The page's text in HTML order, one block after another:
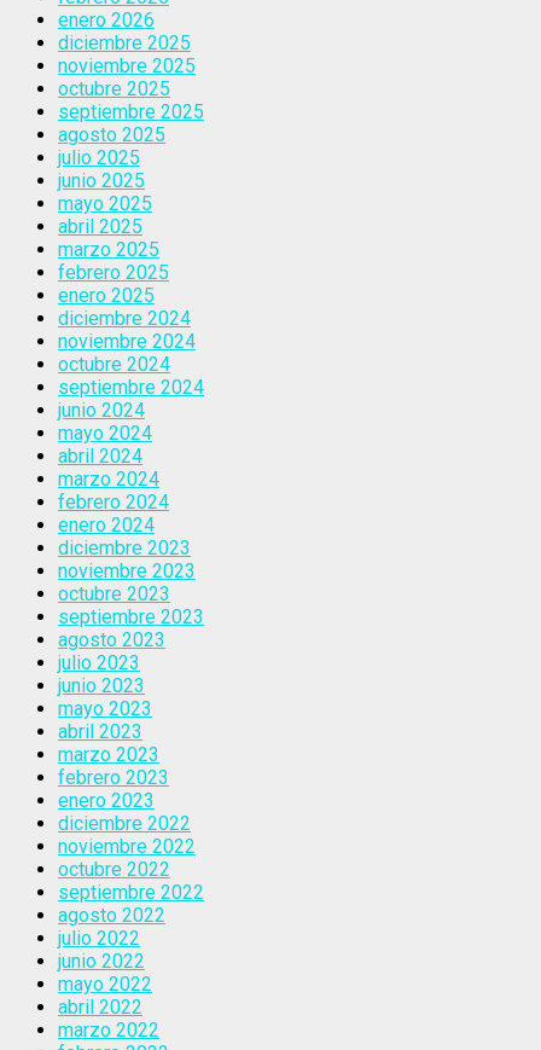
enero 2026
diciembre 2025
noviembre 2025
octubre 2025
septiembre 2025
agosto 2025
julio 2025
junio 2025
mayo 2025
abril 2025
marzo 2025
febrero 2025
enero 2025
diciembre 2024
noviembre 2024
octubre 2024
septiembre 2024
junio 2024
mayo 2024
abril 2024
marzo 2024
febrero 2024
enero 2024
diciembre 2023
noviembre 2023
octubre 2023
septiembre 2023
agosto 2023
julio 2023
junio 2023
mayo 2023
abril 2023
marzo 2023
febrero 2023
enero 2023
diciembre 2022
noviembre 2022
octubre 2022
septiembre 2022
agosto 2022
julio 2022
junio 2022
mayo 2022
abril 2022
marzo 2022